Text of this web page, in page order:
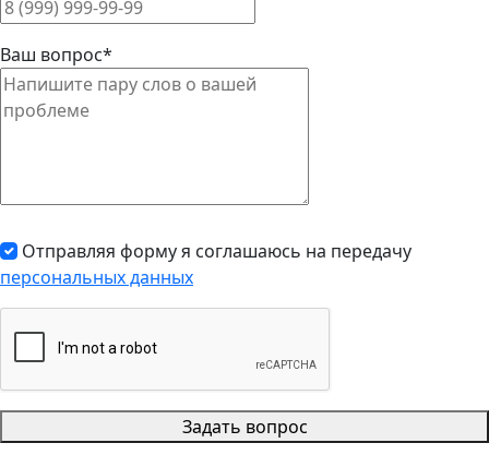
Ваш вопрос*
Отправляя форму я соглашаюсь на передачу
персональных данных
Задать вопрос